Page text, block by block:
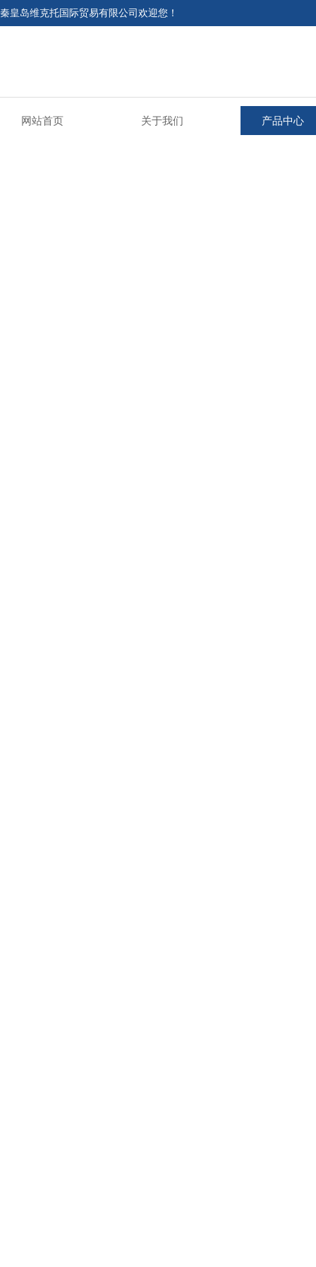
秦皇岛维克托国际贸易有限公司欢迎您！
网站首页 关于我们 产品中心